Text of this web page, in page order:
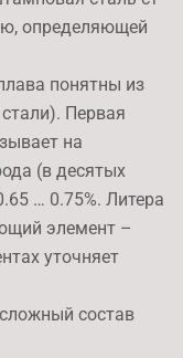
определяющей
понятны из
Первая
на
(в десятых
… 0.75%. Литера
элемент –
уточняет
состав